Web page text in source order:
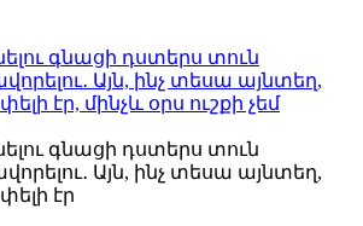
գնացի դստերս տուն
Այն, ինչ տեսա այնտեղ,
էր, մինչև օրս ուշքի չեմ
գնացի դստերս տուն
Այն, ինչ տեսա այնտեղ,
էր